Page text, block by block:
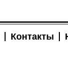
Контакты